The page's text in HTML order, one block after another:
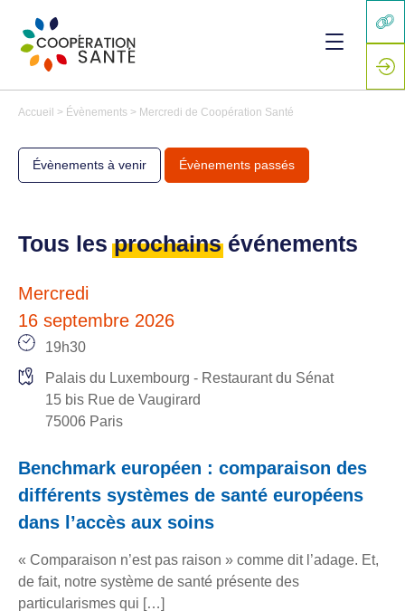
Accueil > Évènements > Mercredi de Coopération Santé
Évènements à venir Évènements passés
Tous lesprochainsévénements
Mercredi
16 septembre 2026
19h30
Palais du Luxembourg - Restaurant du Sénat
15 bis Rue de Vaugirard
75006 Paris
Benchmark européen : comparaison des
différents systèmes de santé européens
dans l’accès aux soins
« Comparaison n’est pas raison » comme dit l’adage. Et,
de fait, notre système de santé présente des
particularismes qui […]